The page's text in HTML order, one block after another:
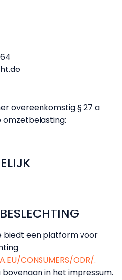
overeenkomstig § 27 a
omzetbelasting:
biedt een platform voor
CONSUMERS/ODR/.
in het impressum.